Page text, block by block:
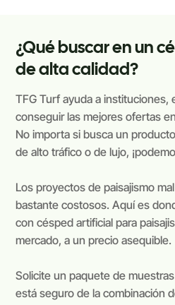
¿Qué buscar en un
de alta calidad?
TFG Turf ayuda a instituciones,
conseguir las mejores ofertas
No importa si busca un
de alto tráfico o de lujo,
Los proyectos de paisajismo
bastante costosos. Aquí es
con césped artificial para
mercado, a un precio asequible.
Solicite un paquete de
está seguro de la combinación